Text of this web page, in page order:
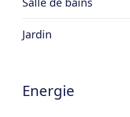
Jardin
Energie